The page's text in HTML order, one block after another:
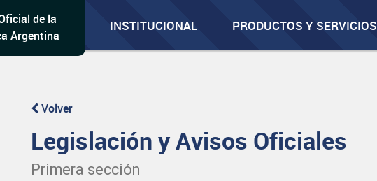
de la
Argentina
INSTITUCIONAL PRODUCTOS Y SERVICIOS
Volver
Legislación y Avisos Oficiales
Primera sección